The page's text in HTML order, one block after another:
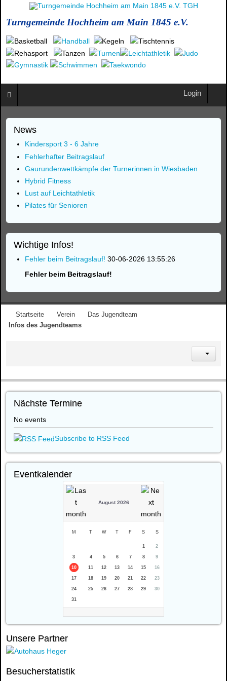
Turngemeinde Hochheim am Main 1845 e.V.
Login
News
Kindersport 3 - 6 Jahre
Fehlerhafter Beitragslauf
Gaurundenwettkämpfe der Turnerinnen in Wiesbaden
Hybrid Fitness
Lust auf Leichtathletik
Pilates für Senioren
Wichtige Infos!
Fehler beim Beitragslauf! 30-06-2026 13:55:26
Fehler beim Beitragslauf!
Startseite Verein
Das Jugendteam
Infos des Jugendteams
Nächste Termine
No events
Subscribe to RSS Feed
Eventkalender
August 2026
M T W T F S S
1 2
3 4 5 6 7 8 9
10 11 12 13 14 15 16
17 18 19 20 21 22 23
24 25 26 27 28 29 30
31
Unsere Partner
Besucherstatistik